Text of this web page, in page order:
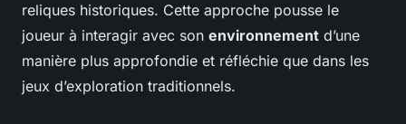
reliques historiques. Cette approche pousse le
joueur à interagir avec son environnement d’une
manière plus approfondie et réfléchie que dans les
jeux d’exploration traditionnels.